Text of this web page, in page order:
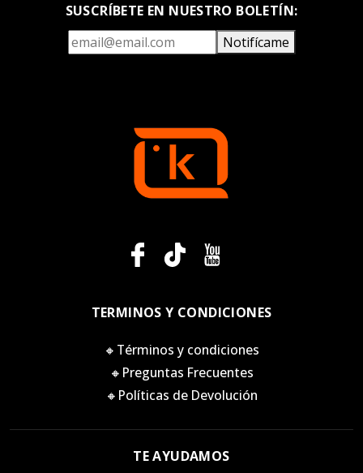
SUSCRÍBETE EN NUESTRO BOLETÍN:
Notifícame
TERMINOS Y CONDICIONES
🔸Términos y condiciones
🔸Preguntas Frecuentes
🔸Políticas de Devolución
TE AYUDAMOS